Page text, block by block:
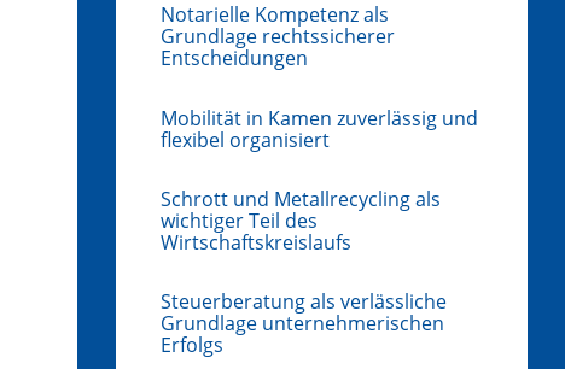
Notarielle Kompetenz als
Grundlage rechtssicherer
Entscheidungen
Mobilität in Kamen zuverlässig und
flexibel organisiert
Schrott und Metallrecycling als
wichtiger Teil des
Wirtschaftskreislaufs
Steuerberatung als verlässliche
Grundlage unternehmerischen
Erfolgs